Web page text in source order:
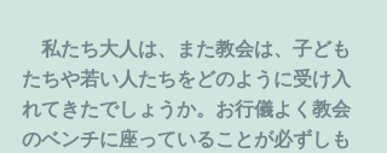
私たち大人は、また教会は、子ども
たちや若い人たちをどのように受け入
れてきたでしょうか。お行儀よく教会
のベンチに座っていることが必ずしも